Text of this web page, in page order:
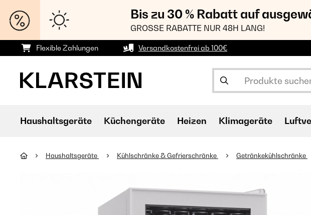
Bis zu 30 % Rabatt auf
GROSSE RABATTE NUR 48H LANG!
Flexible Zahlungen Versandkostenfrei ab 100€
Haushaltsgeräte Küchengeräte Heizen Klimageräte
Haushaltsgeräte Kühlschränke & Gefrierschränke Getränkekühlschränke